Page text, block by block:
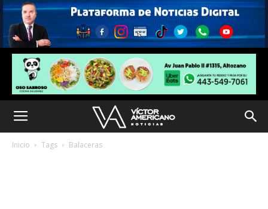
Inicio Tags Balaceras